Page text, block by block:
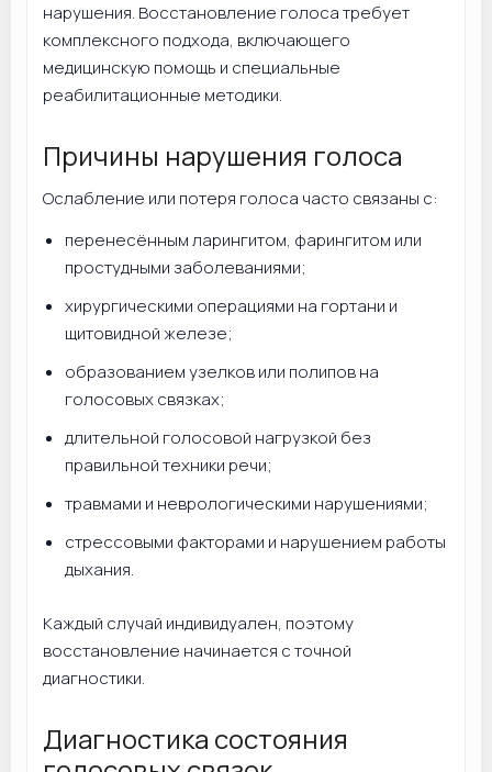
нарушения. Восстановление голоса требует
комплексного подхода, включающего
медицинскую помощь и специальные
реабилитационные методики.
Причины нарушения голоса
Ослабление или потеря голоса часто связаны с:
перенесённым ларингитом, фарингитом или
простудными заболеваниями;
хирургическими операциями на гортани и
щитовидной железе;
образованием узелков или полипов на
голосовых связках;
длительной голосовой нагрузкой без
правильной техники речи;
травмами и неврологическими нарушениями;
стрессовыми факторами и нарушением работы
дыхания.
Каждый случай индивидуален, поэтому
восстановление начинается с точной
диагностики.
Диагностика состояния